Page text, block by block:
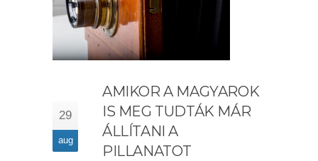
29
aug
AMIKOR A MAGYAROK
IS MEG TUDTÁK MÁR
ÁLLÍTANI A
PILLANATOT